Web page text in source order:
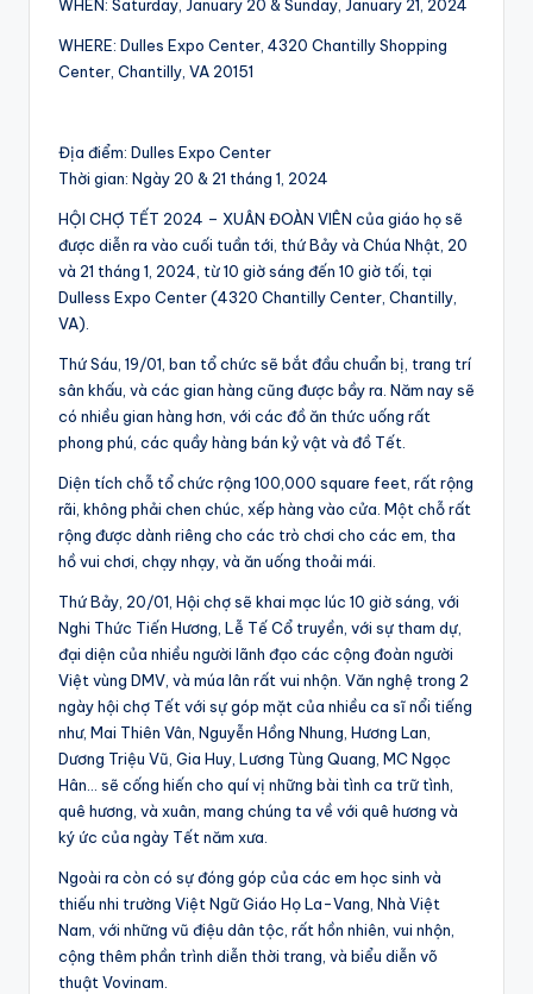
WHEN: Saturday, January 20 & Sunday, January 21, 2024
WHERE: Dulles Expo Center, 4320 Chantilly Shopping
Center, Chantilly, VA 20151
Địa điểm: Dulles Expo Center
Thời gian: Ngày 20 & 21 tháng 1, 2024
HỘI CHỢ TẾT 2024 – XUÂN ĐOÀN VIÊN của giáo họ sẽ
được diễn ra vào cuối tuần tới, thứ Bảy và Chúa Nhật, 20
và 21 tháng 1, 2024, từ 10 giờ sáng đến 10 giờ tối, tại
Dulless Expo Center (4320 Chantilly Center, Chantilly,
VA).
Thứ Sáu, 19/01, ban tổ chức sẽ bắt đầu chuẩn bị, trang trí
sân khấu, và các gian hàng cũng được bầy ra. Năm nay sẽ
có nhiều gian hàng hơn, với các đồ ăn thức uống rất
phong phú, các quầy hàng bán kỷ vật và đồ Tết.
Diện tích chỗ tổ chức rộng 100,000 square feet, rất rộng
rãi, không phải chen chúc, xếp hàng vào cửa. Một chỗ rất
rộng được dành riêng cho các trò chơi cho các em, tha
hồ vui chơi, chạy nhạy, và ăn uống thoải mái.
Thứ Bảy, 20/01, Hội chợ sẽ khai mạc lúc 10 giờ sáng, với
Nghi Thức Tiến Hương, Lễ Tế Cổ truyền, với sự tham dự,
đại diện của nhiều người lãnh đạo các cộng đoàn người
Việt vùng DMV, và múa lân rất vui nhộn. Văn nghệ trong 2
ngày hội chợ Tết với sự góp mặt của nhiều ca sĩ nổi tiếng
như, Mai Thiên Vân, Nguyễn Hồng Nhung, Hương Lan,
Dương Triệu Vũ, Gia Huy, Lương Tùng Quang, MC Ngọc
Hân… sẽ cống hiến cho quí vị những bài tình ca trữ tình,
quê hương, và xuân, mang chúng ta về với quê hương và
ký ức của ngày Tết năm xưa.
Ngoài ra còn có sự đóng góp của các em học sinh và
thiếu nhi trường Việt Ngữ Giáo Họ La-Vang, Nhà Việt
Nam, với những vũ điệu dân tộc, rất hồn nhiên, vui nhộn,
cộng thêm phần trình diễn thời trang, và biểu diễn võ
thuật Vovinam.